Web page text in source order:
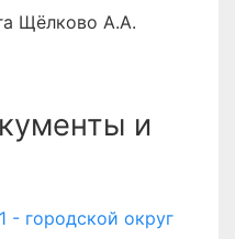
Щёлково А.А.
и
- городской округ